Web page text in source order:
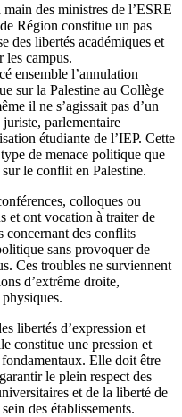
des ministres de l’ESRE
Région constitue un pas
des libertés académiques et
les campus.
ensemble l’annulation
sur la Palestine au Collège
il ne s’agissait pas d’un
juriste, parlementaire
étudiante de l’IEP. Cette
de menace politique que
le conflit en Palestine.
colloques ou
et ont vocation à traiter de
concernant des conflits
sans provoquer de
Ces troubles ne surviennent
d’extrême droite,
libertés d’expression et
constitue une pression et
Elle doit être
le plein respect des
et de la liberté de
des établissements.